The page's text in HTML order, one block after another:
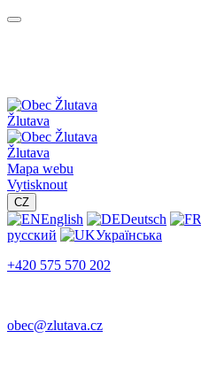
Žlutava
Žlutava
Mapa webu
Vytisknout
CZ
English Deutsch
русский
Українська
+420 575 570 202
obec@zlutava.cz